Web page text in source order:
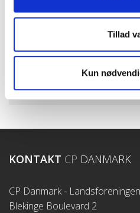
Tillad
Kun
10.-12. oktober – Slap af-
14. november – Julebanko ›
1. november – Bowling og
1. november – Bowling ›
KONTAKT CP DANMARK
CP Danmark -
Blekinge Boulevard 2